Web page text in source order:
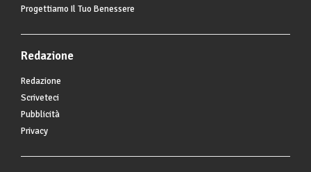
Progettiamo Il Tuo Benessere
Redazione
Redazione
Scriveteci
Pubblicità
Privacy